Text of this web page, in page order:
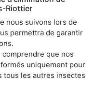
Riottier
nous suivons lors de
permettra de garantir
que nos
uniquement pour
tous les autres insectes